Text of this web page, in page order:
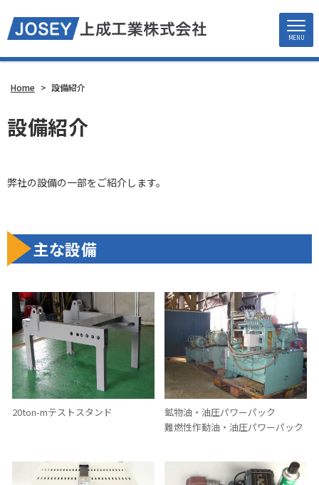
MENU
Home > 設備紹介
設備紹介
弊社の設備の一部をご紹介します。
主な設備
20ton-mテストスタンド
鉱物油・油圧パワーパック
難燃性作動油・油圧パワーパック